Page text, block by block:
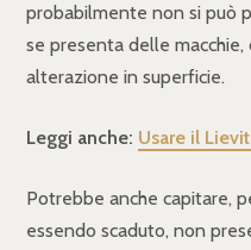
probabilmente non si può
se presenta delle
alterazione in superficie.
Leggi anche: Usare il
Potrebbe anche capitare,
essendo scaduto, non